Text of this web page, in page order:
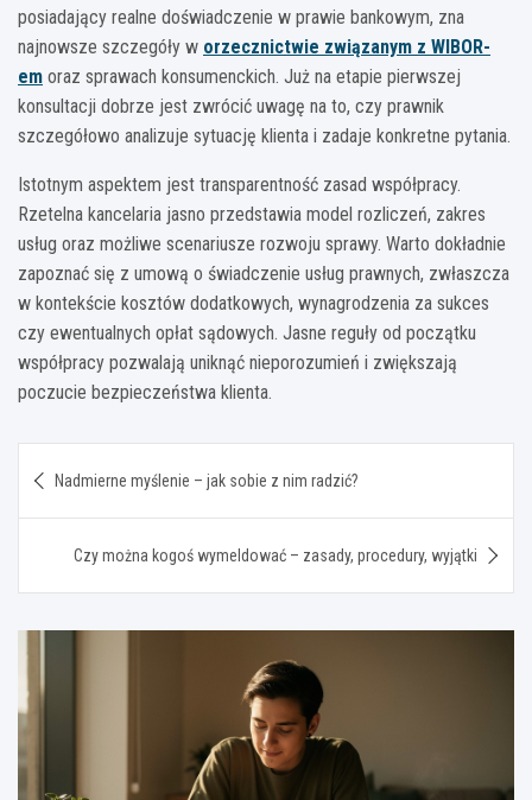
posiadający realne doświadczenie w prawie bankowym, zna
najnowsze szczegóły w orzecznictwie związanym z WIBOR-
em oraz sprawach konsumenckich. Już na etapie pierwszej
konsultacji dobrze jest zwrócić uwagę na to, czy prawnik
szczegółowo analizuje sytuację klienta i zadaje konkretne pytania.
Istotnym aspektem jest transparentność zasad współpracy.
Rzetelna kancelaria jasno przedstawia model rozliczeń, zakres
usług oraz możliwe scenariusze rozwoju sprawy. Warto dokładnie
zapoznać się z umową o świadczenie usług prawnych, zwłaszcza
w kontekście kosztów dodatkowych, wynagrodzenia za sukces
czy ewentualnych opłat sądowych. Jasne reguły od początku
współpracy pozwalają uniknąć nieporozumień i zwiększają
poczucie bezpieczeństwa klienta.
wpisu
Nadmierne myślenie – jak sobie z nim radzić?
Czy można kogoś wymeldować – zasady, procedury, wyjątki